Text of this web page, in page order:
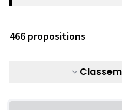
466 propositions